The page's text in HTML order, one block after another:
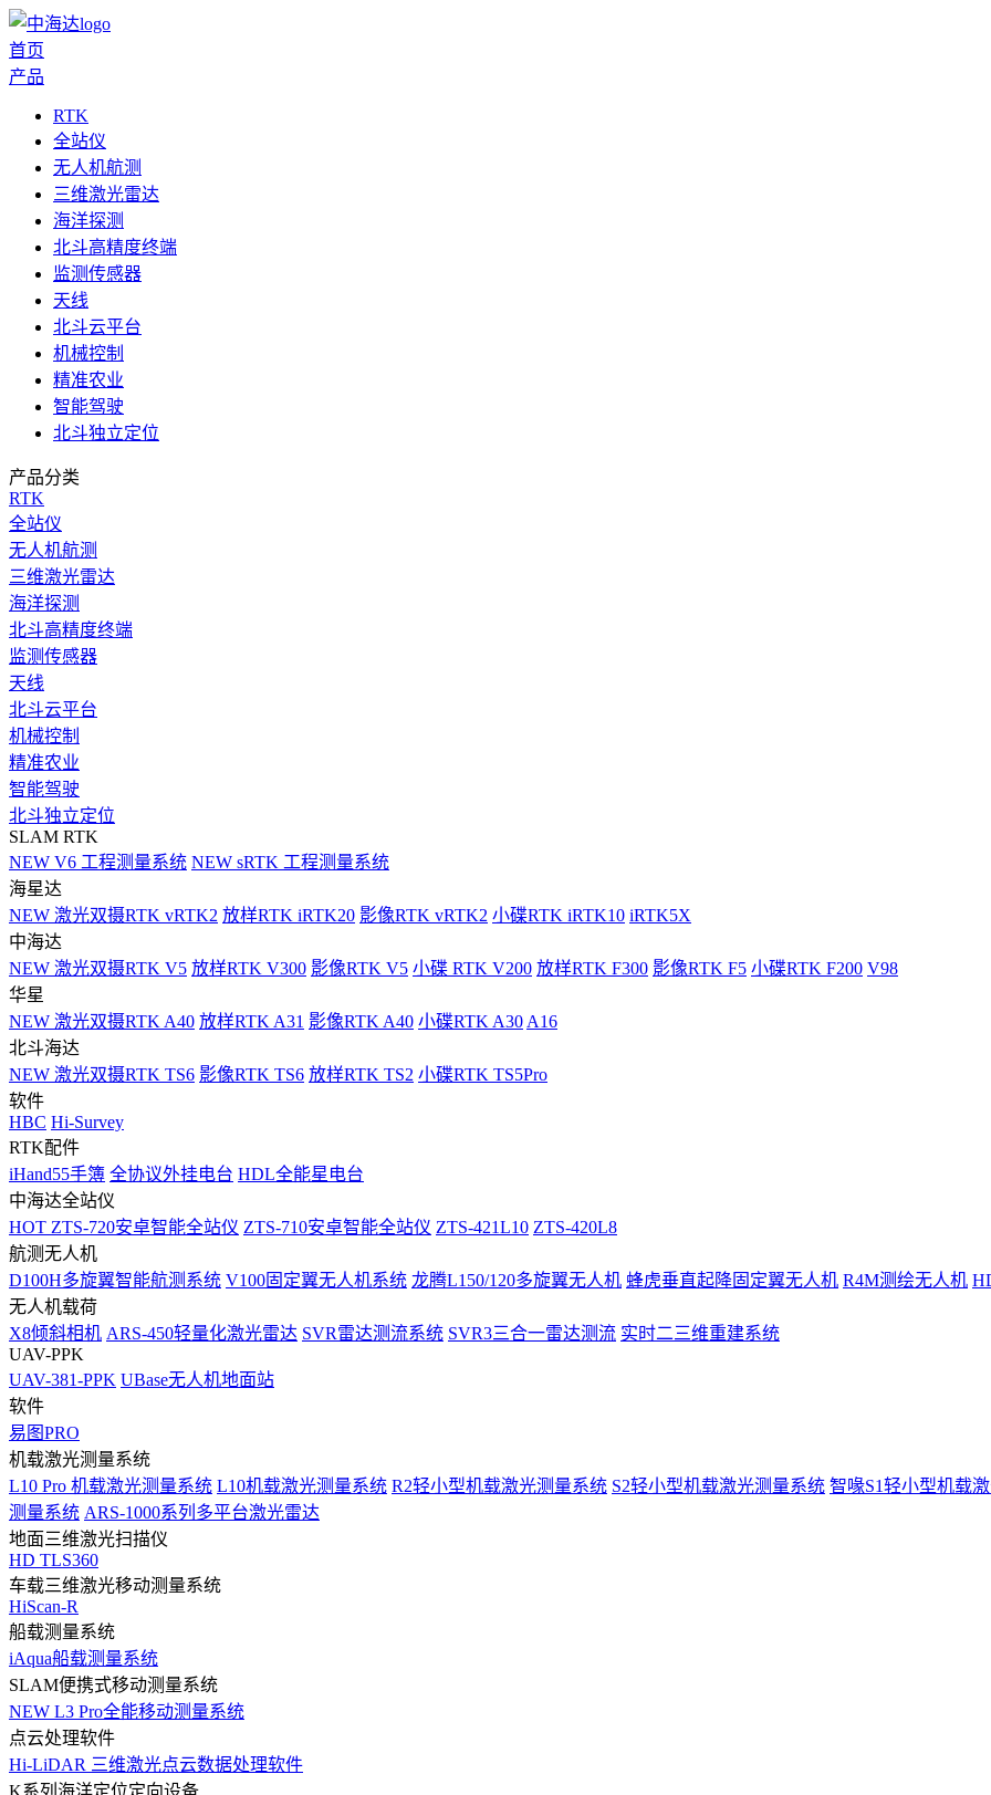
首页
产品
RTK
全站仪
无人机航测
三维激光雷达
海洋探测
北斗高精度终端
监测传感器
天线
北斗云平台
机械控制
精准农业
智能驾驶
北斗独立定位
产品分类
RTK
全站仪
无人机航测
三维激光雷达
海洋探测
北斗高精度终端
监测传感器
天线
北斗云平台
机械控制
精准农业
智能驾驶
北斗独立定位
SLAM RTK
NEW V6 工程测量系统 NEW sRTK 工程测量系统
海星达
NEW 激光双摄RTK vRTK2 放样RTK iRTK20 影像RTK vRTK2 小碟RTK iRTK10 iRTK5X
中海达
NEW 激光双摄RTK V5 放样RTK V300 影像RTK V5 小碟 RTK V200 放样RTK F300 影像RTK F5 小碟RTK F200 V98
华星
NEW 激光双摄RTK A40 放样RTK A31 影像RTK A40 小碟RTK A30 A16
北斗海达
NEW 激光双摄RTK TS6 影像RTK TS6 放样RTK TS2 小碟RTK TS5Pro
软件
HBC Hi-Survey
RTK配件
iHand55手簿 全协议外挂电台 HDL全能星电台
中海达全站仪
HOT ZTS-720安卓智能全站仪 ZTS-710安卓智能全站仪 ZTS-421L10 ZTS-420L8
航测无人机
D100H多旋翼智能航测系统 V100固定翼无人机系统 龙腾L150/120多旋翼无人机 蜂虎垂直起降固定翼无人机 R4M测绘无人机
无人机载荷
X8倾斜相机 ARS-450轻量化激光雷达 SVR雷达测流系统 SVR3三合一雷达测流 实时二三维重建系统
UAV-PPK
UAV-381-PPK UBase无人机地面站
软件
易图PRO
机载激光测量系统
L10 Pro 机载激光测量系统 L10机载激光测量系统 R2轻小型机载激光测量系统 S2轻小型机载激光测量系统 智喙S1轻小型机载
测量系统 ARS-1000系列多平台激光雷达
地面三维激光扫描仪
HD TLS360
车载三维激光移动测量系统
HiScan-R
船载测量系统
iAqua船载测量系统
SLAM便携式移动测量系统
NEW L3 Pro全能移动测量系统
点云处理软件
Hi-LiDAR 三维激光点云数据处理软件
K系列海洋定位定向设备